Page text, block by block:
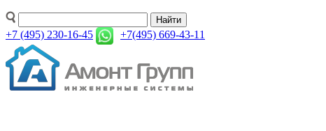
Найти
+7 (495) 230-16-45 +7(495) 669-43-11